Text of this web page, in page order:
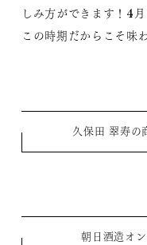
しみ方ができます！4
この時期だからこそ味
久保田 翠寿の
朝日酒造オ